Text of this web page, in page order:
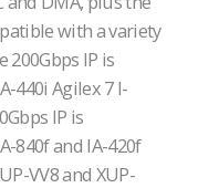
with a variety
200Gbps IP is
440i Agilex 7 I-
IP is
840f and IA-420f
VV8 and XUP-